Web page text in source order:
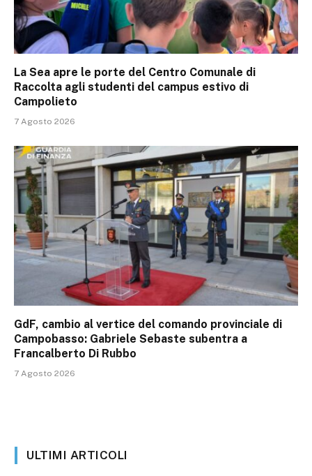
La Sea apre le porte del Centro Comunale di
Raccolta agli studenti del campus estivo di
Campolieto
7 Agosto 2026
GdF, cambio al vertice del comando provinciale di
Campobasso: Gabriele Sebaste subentra a
Francalberto Di Rubbo
7 Agosto 2026
ULTIMI ARTICOLI